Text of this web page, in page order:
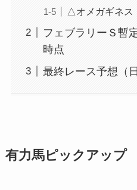
△オメガギネス
フェブラリーＳ暫
時点
最終レース予想（
有力馬ピックアップ